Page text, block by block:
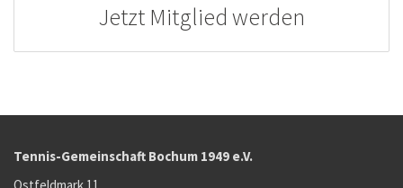
Jetzt Mitglied werden
Tennis-Gemeinschaft Bochum 1949 e.V.